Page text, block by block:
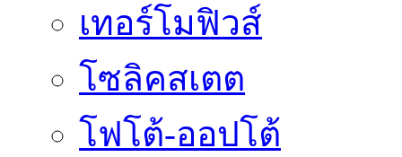
เทอร์โมฟิวส์
โซลิคสเตต
โฟโต้-ออปโต้